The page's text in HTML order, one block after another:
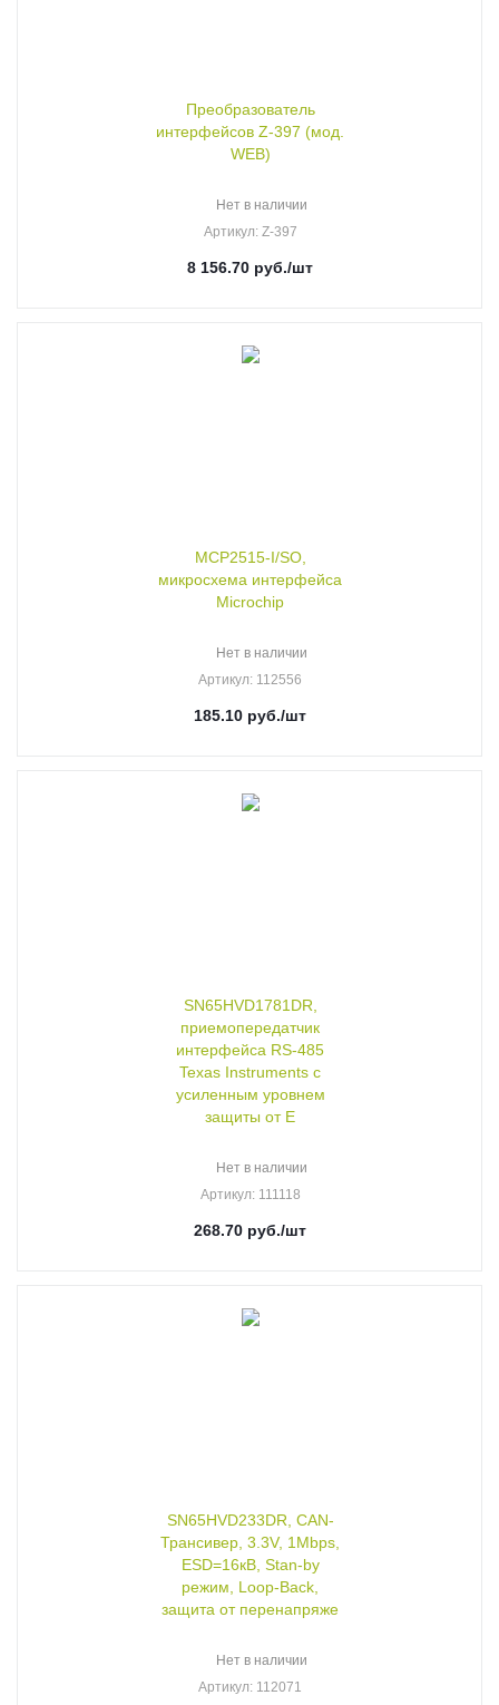
Преобразователь
интерфейсов Z-397 (мод.
WEB)
Нет в наличии
Артикул: Z-397
8 156.70 руб./шт
MCP2515-I/SO,
микросхема интерфейса
Microchip
Нет в наличии
Артикул: 112556
185.10 руб./шт
SN65HVD1781DR,
приемопередатчик
интерфейса RS-485
Texas Instruments c
усиленным уровнем
защиты от E
Нет в наличии
Артикул: 111118
268.70 руб./шт
SN65HVD233DR, CAN-
Трансивер, 3.3V, 1Mbps,
ESD=16кВ, Stan-by
режим, Loop-Back,
защита от перенапряже
Нет в наличии
Артикул: 112071